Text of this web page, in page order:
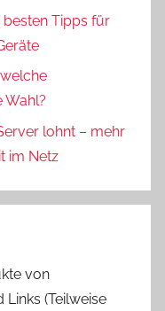
besten Tipps für
Wahl?
lohnt – mehr
im Netz
von
(Teilweise